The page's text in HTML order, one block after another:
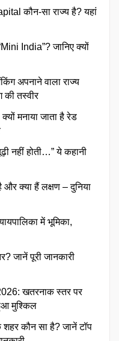
कौन-सा राज्य है? यहां
India”? जानिए क्यों
अपनाने वाला राज्य
की तस्वीर
मनाया जाता है रेड
नहीं होती…” ये कहानी
क्या हैं लक्षण – दुनिया
में भूमिका,
जानें पूरी जानकारी
खतरनाक स्तर पर
मुश्किल
कौन सा है? जानें टॉप